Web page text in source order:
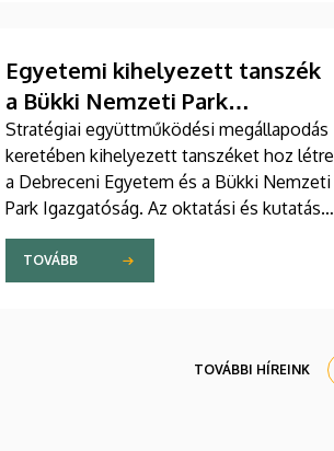
Egyetemi kihelyezett tanszék
a Bükki Nemzeti Park
Igazgatóságán
Stratégiai együttműködési megállapodás
keretében kihelyezett tanszéket hoz létre
a Debreceni Egyetem és a Bükki Nemzeti
Park Igazgatóság. Az oktatási és kutatási
partnerségről szóló dokumentumot
Fenyves Veronika, a Debreceni Egyetem
oktatási elnöke és Rónai Kálmánné, a
TOVÁBB
TOVÁBBI HÍREINK